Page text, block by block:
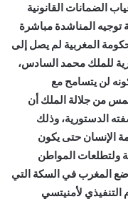
الضمانات القانونية
المناشدة مباشرة
المغربية لم يصل إلى
للملك محمد السادس،
لن يتسامح مع
من جلالة الملك أن
الدستورية، وذلك
الإنسان حتى يكون
ولتطلعات المواطن
المغرب في السكة التي
العام التنفيذي لأمنيتسي